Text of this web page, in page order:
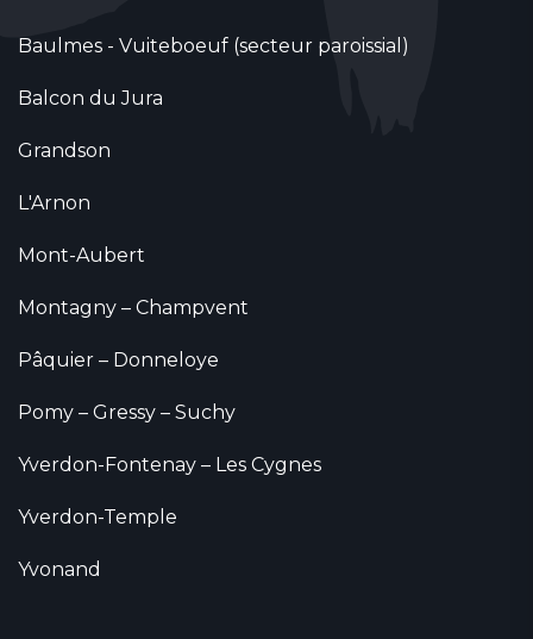
Baulmes - Vuiteboeuf (secteur paroissial)
Balcon du Jura
Grandson
L'Arnon
Mont-Aubert
Montagny – Champvent
Pâquier – Donneloye
Pomy – Gressy – Suchy
Yverdon-Fontenay – Les Cygnes
Yverdon-Temple
Yvonand